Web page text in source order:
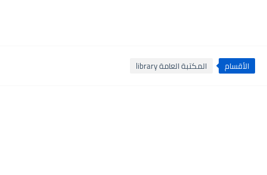
الأقسام المكتبة العامة library